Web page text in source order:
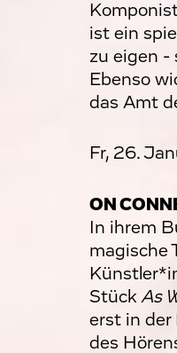
ist ein
zu eigen -
Ebenso
das Amt
Fr, 26.
ON
In ihrem
magische
Stück As
erst in
des